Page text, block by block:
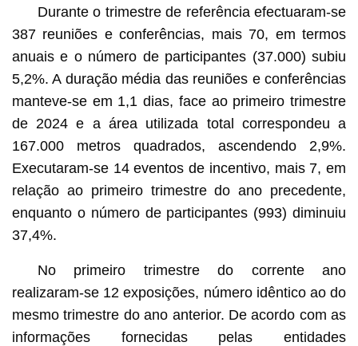
Durante o trimestre de referência efectuaram-se
387 reuniões e conferências, mais 70, em termos
anuais e o número de participantes (37.000) subiu
5,2%. A duração média das reuniões e conferências
manteve-se em 1,1 dias, face ao primeiro trimestre
de 2024 e a área utilizada total correspondeu a
167.000 metros quadrados, ascendendo 2,9%.
Executaram-se 14 eventos de incentivo, mais 7, em
relação ao primeiro trimestre do ano precedente,
enquanto o número de participantes (993) diminuiu
37,4%.
No primeiro trimestre do corrente ano
realizaram-se 12 exposições, número idêntico ao do
mesmo trimestre do ano anterior. De acordo com as
informações fornecidas pelas entidades